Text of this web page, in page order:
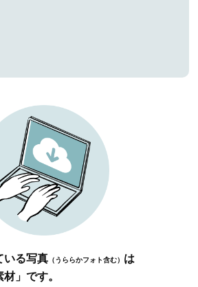
いる写真 （うららかフォト含む） は
」です。